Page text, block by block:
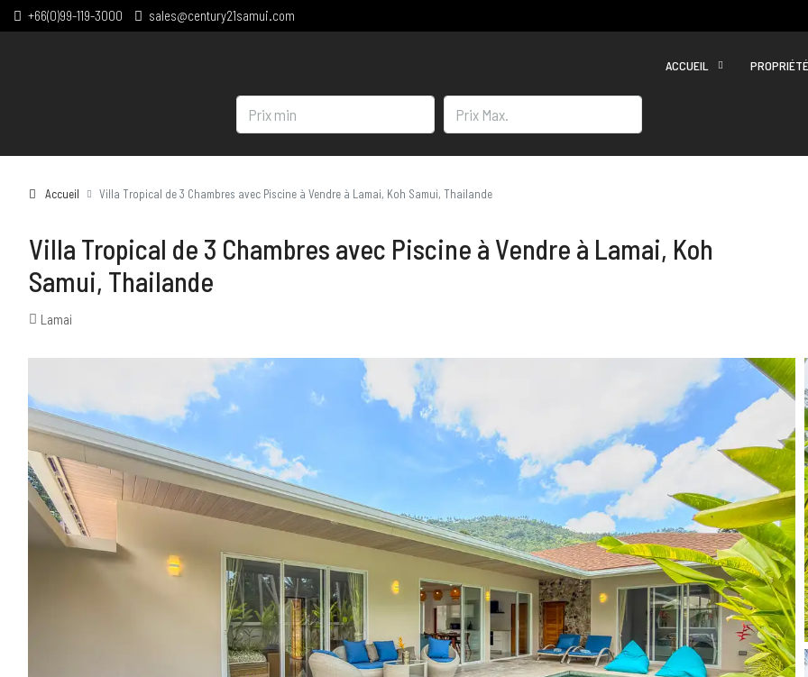
+66(0)99-119-3000 sales@century21samui.com
ACCUEIL
Accueil Villa Tropical de 3 Chambres avec Piscine à Vendre à Lamai, Koh Samui, Thailande
Villa Tropical de 3 Chambres avec Piscine à Vendre à Lamai, Koh
Samui, Thailande
Lamai